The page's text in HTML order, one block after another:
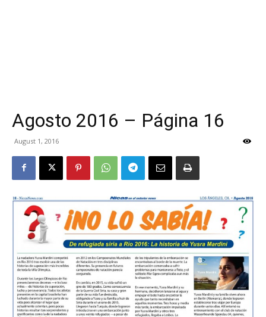
Agosto 2016 – Página 16
August 1, 2016